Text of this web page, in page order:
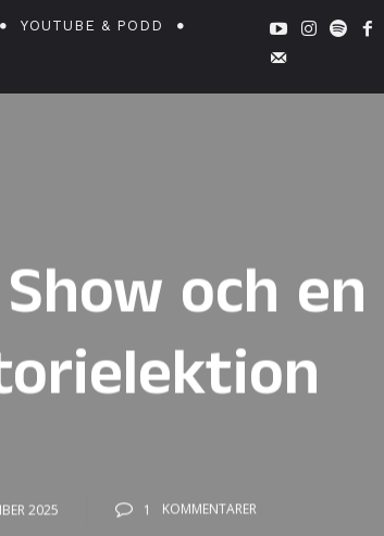
YOUTUBE & PODD
och en
2025 1 KOMMENTARER